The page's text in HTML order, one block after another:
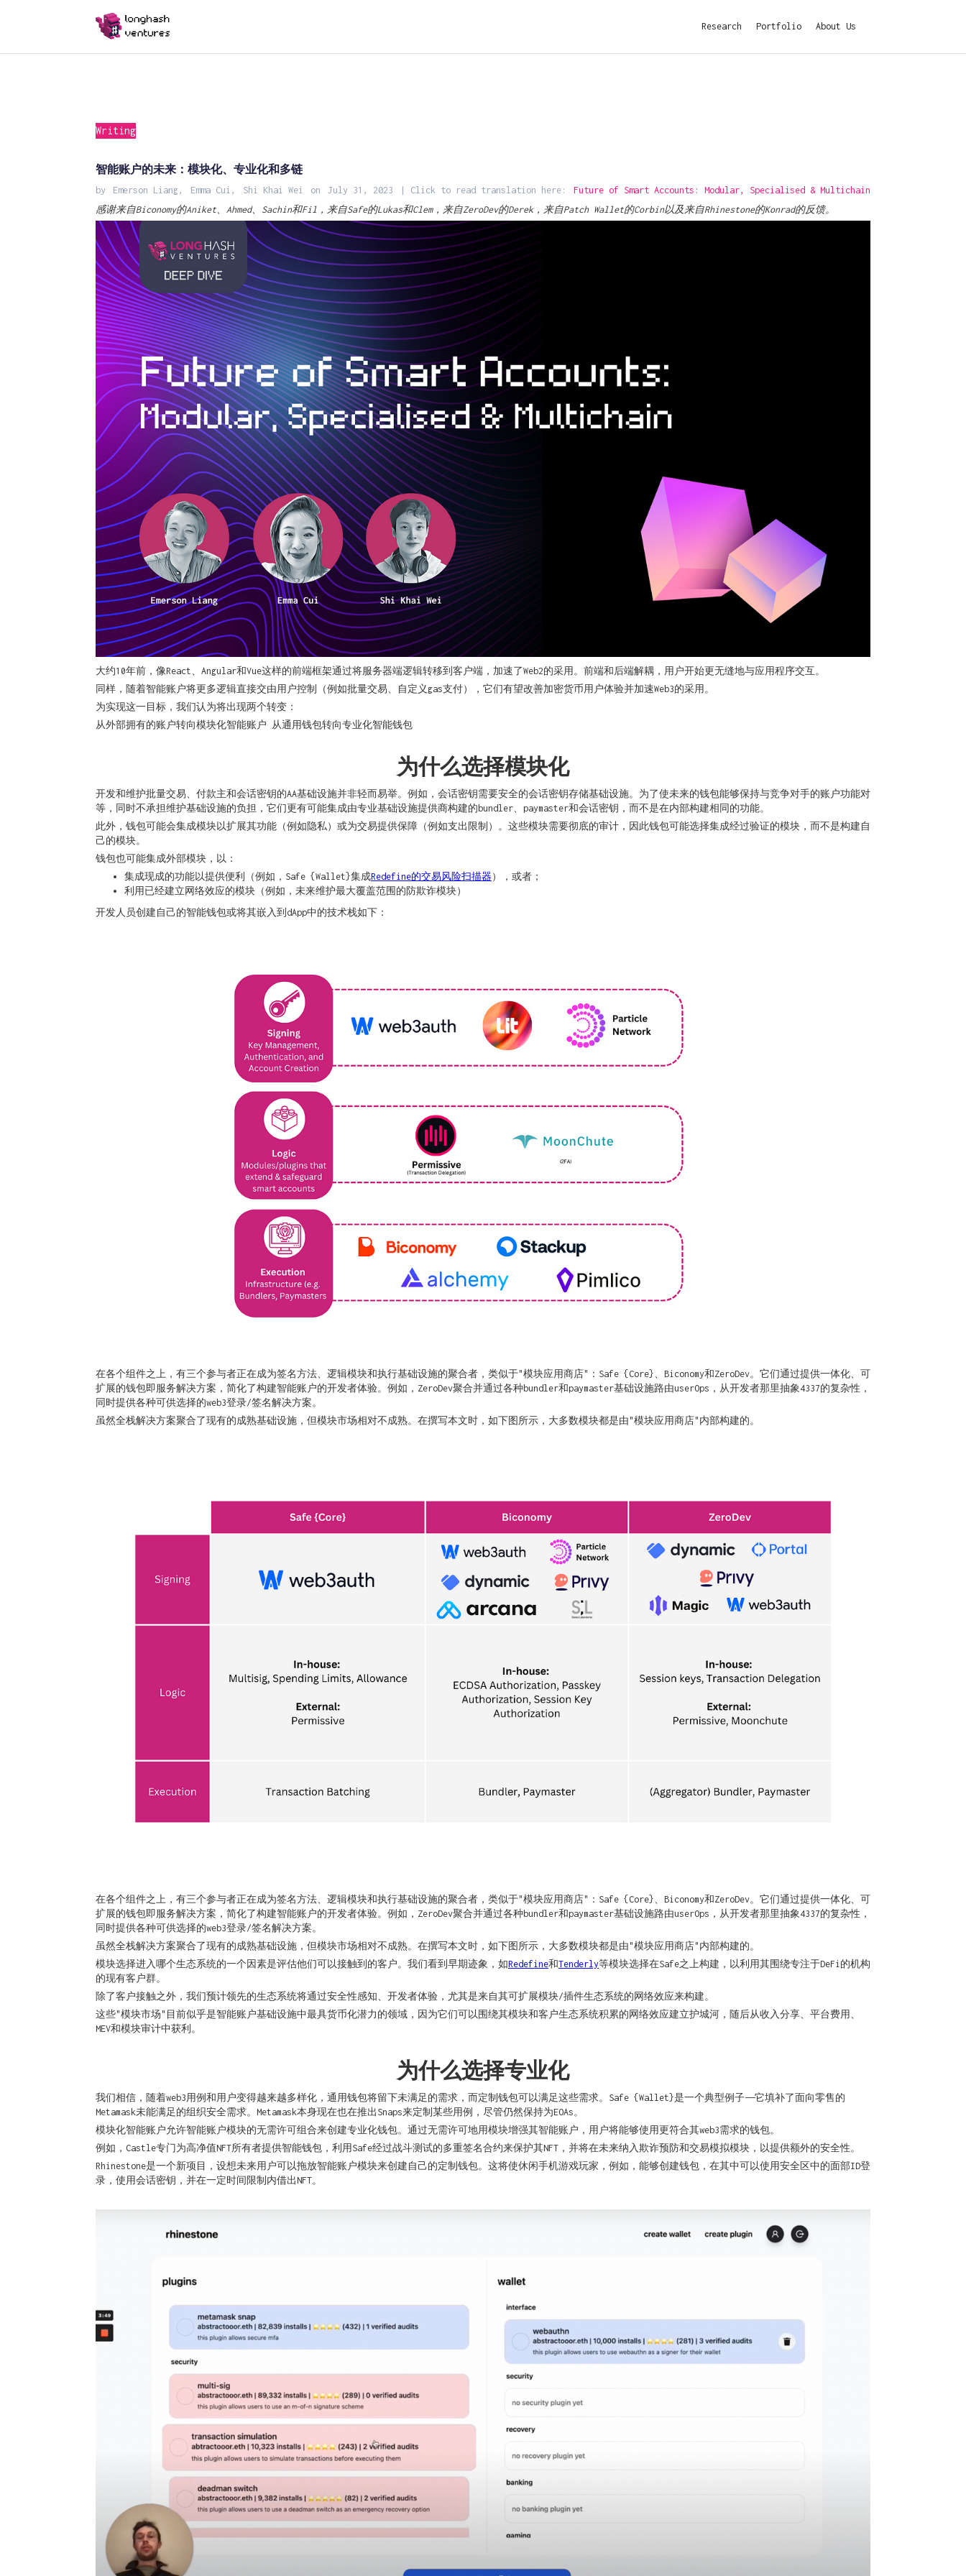
Research Portfolio About Us
Writing
智能账户的未来：模块化、专业化和多链
by Emerson Liang, Emma Cui , Shi Khai Wei on July 31, 2023 | Click to read translation here:
Future of Smart Accounts: Modular, Specialised & Multichain
感谢来自Biconomy的Aniket、Ahmed、Sachin和Fil，来自Safe的Lukas和Clem，来自ZeroDev的Derek，来自Patch Wallet的Corbin以及来自Rhinestone的Konrad的反馈。
大约10年前，像React、Angular和Vue这样的前端框架通过将服务器端逻辑转移到客户端，加速了Web2的采用。前端和后端解耦，用户开始更无缝地与应用程序交互。
同样，随着智能账户将更多逻辑直接交由用户控制（例如批量交易、自定义gas支付），它们有望改善加密货币用户体验并加速Web3的采用。
为实现这一目标，我们认为将出现两个转变：
从外部拥有的账户转向模块化智能账户 从通用钱包转向专业化智能钱包
为什么选择模块化
开发和维护批量交易、付款主和会话密钥的AA基础设施并非轻而易举。例如，会话密钥需要安全的会话密钥存储基础设施。为了使未来的钱包能够保持与竞争对手的账户功能对
等，同时不承担维护基础设施的负担，它们更有可能集成由专业基础设施提供商构建的bundler、paymaster和会话密钥，而不是在内部构建相同的功能。
此外，钱包可能会集成模块以扩展其功能（例如隐私）或为交易提供保障（例如支出限制）。这些模块需要彻底的审计，因此钱包可能选择集成经过验证的模块，而不是构建自
己的模块。
钱包也可能集成外部模块，以：
集成现成的功能以提供便利（例如，Safe {Wallet}集成Redefine的交易风险扫描器 ），或者；
利用已经建立网络效应的模块（例如，未来维护最大覆盖范围的防欺诈模块）
开发人员创建自己的智能钱包或将其嵌入到dApp中的技术栈如下：
在各个组件之上，有三个参与者正在成为签名方法、逻辑模块和执行基础设施的聚合者，类似于"模块应用商店"：Safe {Core}、Biconomy和ZeroDev。它们通过提供一体化、可
扩展的钱包即服务解决方案，简化了构建智能账户的开发者体验。例如，ZeroDev聚合并通过各种bundler和paymaster基础设施路由userOps，从开发者那里抽象4337的复杂性，
同时提供各种可供选择的web3登录/签名解决方案。
虽然全栈解决方案聚合了现有的成熟基础设施，但模块市场相对不成熟。在撰写本文时，如下图所示，大多数模块都是由"模块应用商店"内部构建的。
在各个组件之上，有三个参与者正在成为签名方法、逻辑模块和执行基础设施的聚合者，类似于"模块应用商店"：Safe {Core}、Biconomy和ZeroDev。它们通过提供一体化、可
扩展的钱包即服务解决方案，简化了构建智能账户的开发者体验。例如，ZeroDev聚合并通过各种bundler和paymaster基础设施路由userOps，从开发者那里抽象4337的复杂性，
同时提供各种可供选择的web3登录/签名解决方案。
虽然全栈解决方案聚合了现有的成熟基础设施，但模块市场相对不成熟。在撰写本文时，如下图所示，大多数模块都是由"模块应用商店"内部构建的。
模块选择进入哪个生态系统的一个因素是评估他们可以接触到的客户。我们看到早期迹象，如Redefine和Tenderly等模块选择在Safe之上构建，以利用其围绕专注于DeFi的机构
的现有客户群。
除了客户接触之外，我们预计领先的生态系统将通过安全性感知、开发者体验，尤其是来自其可扩展模块/插件生态系统的网络效应来构建。
这些"模块市场"目前似乎是智能账户基础设施中最具货币化潜力的领域，因为它们可以围绕其模块和客户生态系统积累的网络效应建立护城河，随后从收入分享、平台费用、
MEV和模块审计中获利。
为什么选择专业化
我们相信，随着web3用例和用户变得越来越多样化，通用钱包将留下未满足的需求，而定制钱包可以满足这些需求。Safe {Wallet}是一个典型例子——它填补了面向零售的
Metamask未能满足的组织安全需求。Metamask本身现在也在推出Snaps来定制某些用例，尽管仍然保持为EOAs。
模块化智能账户允许智能账户模块的无需许可组合来创建专业化钱包。通过无需许可地用模块增强其智能账户，用户将能够使用更符合其web3需求的钱包。
例如，Castle专门为高净值NFT所有者提供智能钱包，利用Safe经过战斗测试的多重签名合约来保护其NFT，并将在未来纳入欺诈预防和交易模拟模块，以提供额外的安全性。
Rhinestone是一个新项目，设想未来用户可以拖放智能账户模块来创建自己的定制钱包。这将使休闲手机游戏玩家，例如，能够创建钱包，在其中可以使用安全区中的面部ID登
录，使用会话密钥，并在一定时间限制内借出NFT。